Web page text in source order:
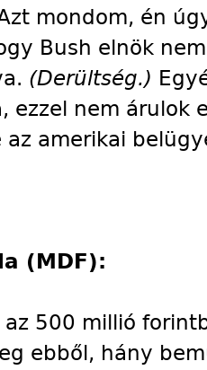
mondom, én
Bush elnök
(Derültség.)
ezzel nem árulok
az amerikai
(MDF):
500 millió
ebből, hány